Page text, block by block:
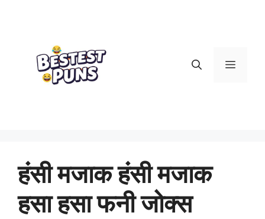
Menu
हंसी मजाक हंसी मजाक
हसा हसा फनी जोक्स